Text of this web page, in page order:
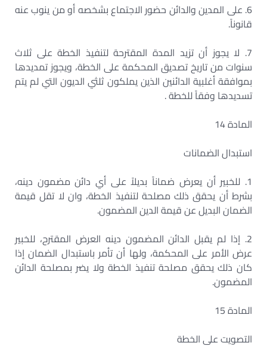
6. على المدين والدائن حضور الاجتماع بشخصه أو من ينوب عنه
قانوناً.
7. لا يجوز أن تزيد المدة المقترحة لتنفيذ الخطة على ثلاث
سنوات من تاريخ تصديق المحكمة على الخطة، ويجوز تمديدها
بموافقة أغلبية الدائنين الذين يملكون ثلثي الديون التي لم يتم
تسديدها وفقاً للخطة .
المادة 14
استبدال الضمانات
1. للخبير أن يعرض ضماناً بديلاً على أي دائن مضمون دينه،
بشرط أن يحقق ذلك مصلحة لتنفيذ الخطة، وان لا تقل قيمة
الضمان البديل عن قيمة الدين المضمون.
2. إذا لم يقبل الدائن المضمون دينه العرض المقترح، للخبير
عرض الأمر على المحكمة، ولها أن تأمر باستبدال الضمان إذا
كان ذلك يحقق مصلحة تنفيذ الخطة ولا يضر بمصلحة الدائن
المضمون.
المادة 15
التصويت على الخطة